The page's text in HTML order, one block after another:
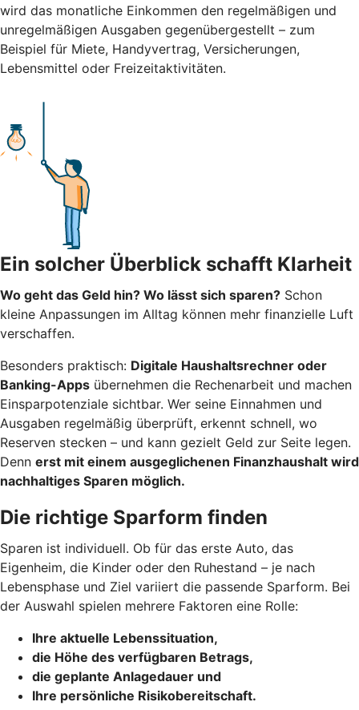
wird das monatliche Einkommen den regelmäßigen und
unregelmäßigen Ausgaben gegenübergestellt – zum
Beispiel für Miete, Handyvertrag, Versicherungen,
Lebensmittel oder Freizeitaktivitäten.
Ein solcher Überblick schafft Klarheit
Wo geht das Geld hin? Wo lässt sich sparen? Schon
kleine Anpassungen im Alltag können mehr finanzielle Luft
verschaffen.
Besonders praktisch: Digitale Haushaltsrechner oder
Banking-Apps übernehmen die Rechenarbeit und machen
Einsparpotenziale sichtbar. Wer seine Einnahmen und
Ausgaben regelmäßig überprüft, erkennt schnell, wo
Reserven stecken – und kann gezielt Geld zur Seite legen.
Denn erst mit einem ausgeglichenen Finanzhaushalt wird
nachhaltiges Sparen möglich.
Die richtige Sparform finden
Sparen ist individuell. Ob für das erste Auto, das
Eigenheim, die Kinder oder den Ruhestand – je nach
Lebensphase und Ziel variiert die passende Sparform. Bei
der Auswahl spielen mehrere Faktoren eine Rolle:
Ihre aktuelle Lebenssituation,
die Höhe des verfügbaren Betrags,
die geplante Anlagedauer und
Ihre persönliche Risikobereitschaft.